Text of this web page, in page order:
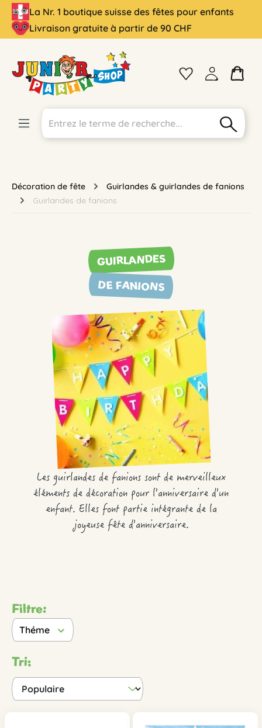
principal
La Nr. 1 boutique suisse des fêtes pour enfants
Livraison gratuite à partir de 90 CHF
Décoration de fête
Guirlandes & guirlandes de fanions
Guirlandes de fanions
GUIRLANDES
DE FANIONS
Les guirlandes de fanions sont de merveilleux
éléments de décoration pour l'anniversaire d'un
enfant. Elles font partie intégrante de la
joyeuse fête d'anniversaire.
Filtre:
Théme
Tri: